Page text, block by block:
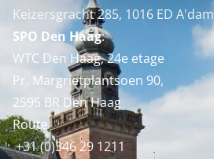
Keizersgracht 285, 1016 ED A'dam
SPO Den Haag:
WTC Den Haag, 24e etage
Pr. Margrietplantsoen 90,
2595 BR Den Haag
Route
+31 (0)346 29 1211